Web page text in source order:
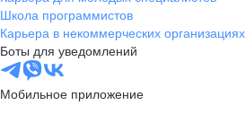
Минск
пр-т Дзержинского, д. 57,
10 этаж, помещение 45-1
Школа программистов
Карьера в некоммерческих организациях
Боты для уведомлений
Мобильное приложение